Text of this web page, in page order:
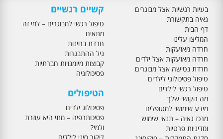
בעיות רגשיות אצל מבוגרים
גאיה בתקשורת
דף הבית
המליצו עלינו
חרדה מאזעקות
חרדה מאזעקות אצל ילדים
חרדת נטישה אצל מבוגרים
טיפול פסיכולוגי לילדים
טיפול רגשי לילדים
מה הקושי שלך
מידע שימושי למטופלים
מרכז גאיה – תנאי שימוש
ומדיניות פרטיות
קשיים רגשיים
טיפול רגשי למבוגרים – למי זה
מתאים
חרדת בחינות
גיל ההתבגרות
קבוצות מיומנויות חברתיות
פסיכולוגיה
הטיפולים
פסיכולוג ילדים
פסיכותרפיה – מתי היא עוזרת
ולמי?
דיקור סיני לילדים